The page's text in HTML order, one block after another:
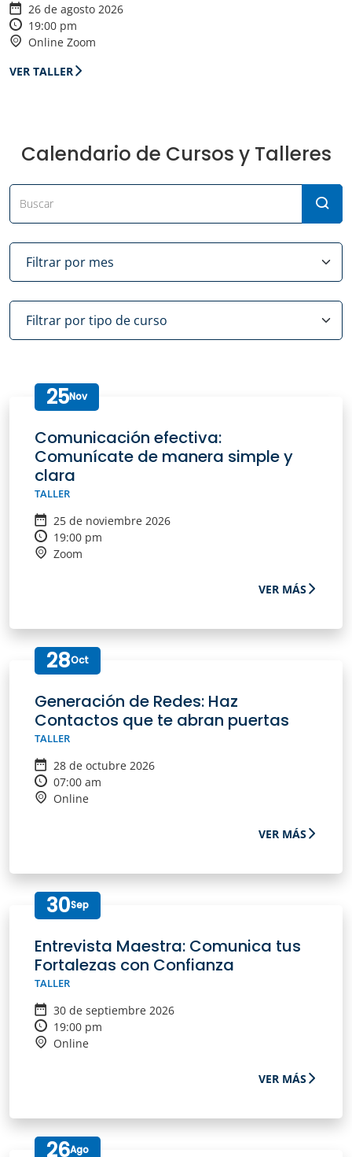
26 de agosto 2026
19:00 pm
Online Zoom
VER TALLER
Calendario de Cursos y Talleres
25Nov
Comunicación efectiva:
Comunícate de manera simple y
clara
TALLER
25 de noviembre 2026
19:00 pm
Zoom
VER MÁS
28Oct
Generación de Redes: Haz
Contactos que te abran puertas
TALLER
28 de octubre 2026
07:00 am
Online
VER MÁS
30Sep
Entrevista Maestra: Comunica tus
Fortalezas con Confianza
TALLER
30 de septiembre 2026
19:00 pm
Online
VER MÁS
26Ago